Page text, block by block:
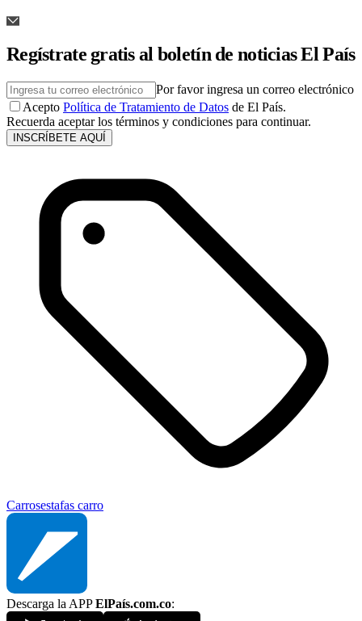
Regístrate gratis al boletín de noticias El País
Por favor ingresa un correo electrónico
Acepto Política de Tratamiento de Datos de El País.
Recuerda aceptar los términos y condiciones para continuar.
INSCRÍBETE AQUÍ
Carrosestafas carro
Descarga la APPElPaís.com.co: